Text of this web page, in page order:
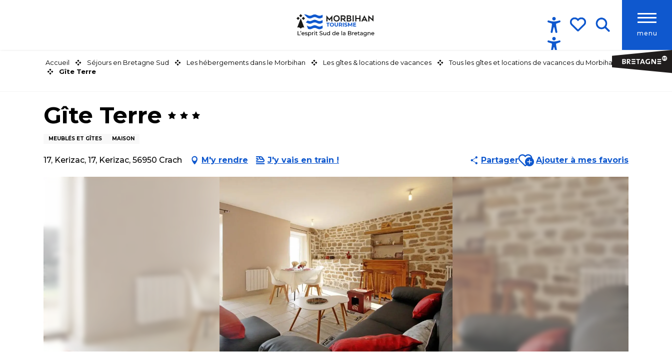
menu
Accessibilité
Accueil Séjours en Bretagne Sud Les hébergements dans le Morbihan Les gîtes & locations de vacances
Tous les gîtes et locations de vacances du Morbihan
Gîte Terre
Gîte Terre
MEUBLÉS ET GÎTES MAISON
17, Kerizac, 17, Kerizac, 56950 Crach M'y rendre J'y vais en train ! PartagerAjouter aux favoris
Ajouter à mes favoris